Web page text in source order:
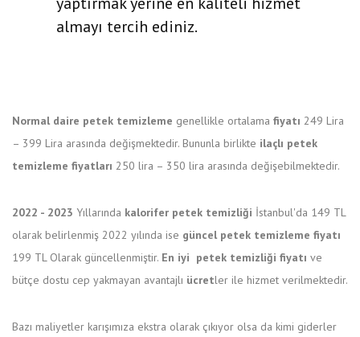
almayı tercih ediniz.
Normal daire petek temizleme genellikle ortalama fiyatı 249 Lira
– 399 Lira arasında değişmektedir. Bununla birlikte ilaçlı petek
temizleme fiyatları 250 lira – 350 lira arasında değişebilmektedir.
2022 - 2023 Yıllarında kalorifer petek temizliği İstanbul'da 149 TL
olarak belirlenmiş 2022 yılında ise güncel petek temizleme fiyatı
199 TL Olarak güncellenmiştir. En iyi petek temizliği fiyatı ve
bütçe dostu cep yakmayan avantajlı ücretler ile hizmet verilmektedir.
Bazı maliyetler karışımıza ekstra olarak çıkıyor olsa da kimi giderler